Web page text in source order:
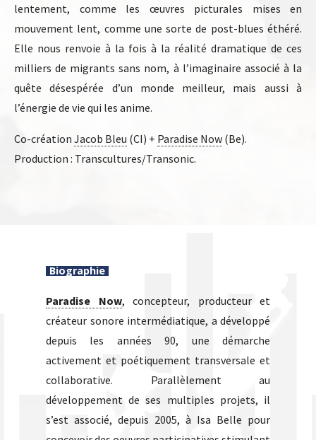
lentement, comme les œuvres picturales mises en
mouvement lent, comme une sorte de post-blues éthéré.
Elle nous renvoie à la fois à la réalité dramatique de ces
milliers de migrants sans nom, à l’imaginaire associé à la
quête désespérée d’un monde meilleur, mais aussi à
l’énergie de vie qui les anime.
Co-création Jacob Bleu (CI) + Paradise Now (Be).
Production : Transcultures/Transonic.
Biographie
Paradise Now, concepteur, producteur et
créateur sonore intermédiatique, a développé
depuis les années 90, une démarche
activement et poétiquement transversale et
collaborative. Parallèlement au
développement de ses multiples projets, il
s’est associé, depuis 2005, à Isa Belle pour